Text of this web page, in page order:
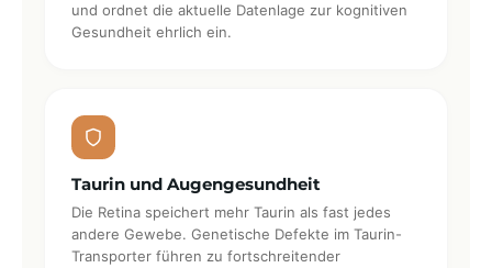
und ordnet die aktuelle Datenlage zur kognitiven
Gesundheit ehrlich ein.
Taurin und Augengesundheit
Die Retina speichert mehr Taurin als fast jedes
andere Gewebe. Genetische Defekte im Taurin-
Transporter führen zu fortschreitender